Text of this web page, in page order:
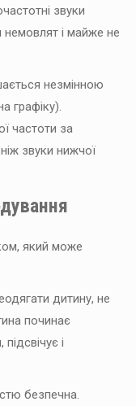
звуки
немовлят і майже не
незмінною
графіку).
частоти за
звуки нижчої
який може
дитину, не
починає
і
безпечна.